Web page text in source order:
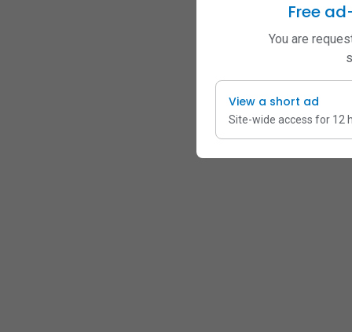
Free
You are
View a short ad
Site-wide access for 12